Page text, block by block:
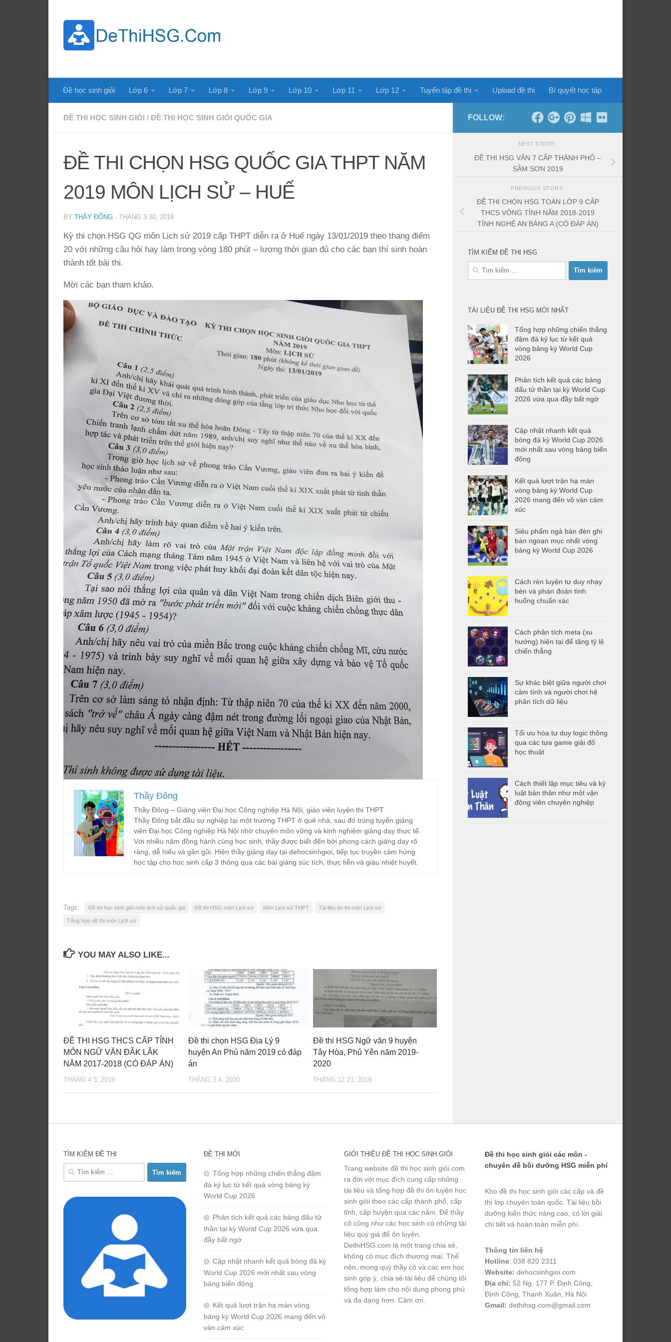
Đề học sinh giỏi Lớp 6 Lớp 7 Lớp 8 Lớp 9 Lớp 10 Lớp 11 Lớp 12 Tuyển tập đề thi Upload đề thi Bí quyết học tập
ĐỀ THI HỌC SINH GIỎI / ĐỀ THI HỌC SINH GIỎI QUỐC GIA
ĐỀ THI CHỌN HSG QUỐC GIA THPT NĂM
2019 MÔN LỊCH SỬ – HUẾ
BY THẦY ĐÔNG · THÁNG 3 30, 2019
Kỳ thi chọn HSG QG môn Lịch sử 2019 cấp THPT diễn ra ở Huế ngày 13/01/2019 theo thang điểm
20 với những câu hỏi hay làm trong vòng 180 phút – lượng thời gian đủ cho các bạn thí sinh hoàn
thành tốt bài thi.
Mời các bạn tham khảo.
Thầy Đông
Thầy Đông – Giảng viên Đại học Công nghiệp Hà Nội, giáo viên luyện thi THPT
Thầy Đông bắt đầu sự nghiệp tại một trường THPT ở quê nhà, sau đó trúng tuyển giảng
viên Đại học Công nghiệp Hà Nội nhờ chuyên môn vững và kinh nghiệm giảng dạy thực tế.
Với nhiều năm đồng hành cùng học sinh, thầy được biết đến bởi phong cách giảng dạy rõ
ràng, dễ hiểu và gần gũi. Hiện thầy giảng dạy tại dehocsinhgioi, tiếp tục truyền cảm hứng
học tập cho học sinh cấp 3 thông qua các bài giảng súc tích, thực tiễn và giàu nhiệt huyết.
Tags: Đề thi học sinh giỏi môn lịch sử quốc gia Đề thi HSG môn Lịch sử Môn Lịch sử THPT Tài liệu ôn thi môn Lịch sử
Tổng hợp đề thi môn Lịch sử
YOU MAY ALSO LIKE...
ĐỀ THI HSG THCS CẤP TỈNH
MÔN NGỮ VĂN ĐẮK LẮK
NĂM 2017-2018 (CÓ ĐÁP ÁN)
THÁNG 4 3, 2019
Đề thi chọn HSG Địa Lý 9
huyện An Phú năm 2019 có đáp
án
THÁNG 3 4, 2020
Đề thi HSG Ngữ văn 9 huyện
Tây Hòa, Phú Yên năm 2019-
2020
THÁNG 12 23, 2019
FOLLOW:
NEXT STORY
ĐỀ THI HSG VĂN 7 CẤP THÀNH PHỐ –
SẦM SƠN 2019
PREVIOUS STORY
ĐỀ THI CHỌN HSG TOÁN LỚP 9 CẤP
THCS VÒNG TỈNH NĂM 2018-2019
TỈNH NGHỆ AN BẢNG A (CÓ ĐÁP ÁN)
TÌM KIẾM ĐỀ THI HSG
Tìm
TÀI LIỆU ĐỀ THI HSG MỚI NHẤT
Tổng hợp những chiến thắng
đậm đà kỷ lục từ kết quả
vòng bảng kỳ World Cup
2026
Phân tích kết quả các bảng
đấu tử thần tại kỳ World Cup
2026 vừa qua đầy bất ngờ
Cập nhật nhanh kết quả
bóng đá kỳ World Cup 2026
mới nhất sau vòng bảng biến
động
Kết quả lượt trận hạ màn
vòng bảng kỳ World Cup
2026 mang đến vô vàn cảm
xúc
Siêu phẩm ngả bàn đèn ghi
bàn ngoạn mục nhất vòng
bảng kỳ World Cup 2026
Cách rèn luyện tư duy nhạy
bén và phán đoán tình
huống chuẩn xác
Cách phân tích meta (xu
hướng) hiện tại để tăng tỷ lệ
chiến thắng
Sự khác biệt giữa người chơi
cảm tính và người chơi hệ
phân tích dữ liệu
Tối ưu hóa tư duy logic thông
qua các tựa game giải đố
học thuật
Cách thiết lập mục tiêu và kỷ
luật bản thân như một vận
động viên chuyên nghiệp
TÌM KIẾM ĐỀ THI
Tìm
ĐỀ THI MỚI
Tổng hợp những chiến thắng đậm
đà kỷ lục từ kết quả vòng bảng kỳ
World Cup 2026
Phân tích kết quả các bảng đấu tử
thần tại kỳ World Cup 2026 vừa qua
đầy bất ngờ
Cập nhật nhanh kết quả bóng đá kỳ
World Cup 2026 mới nhất sau vòng
bảng biến động
Kết quả lượt trận hạ màn vòng
bảng kỳ World Cup 2026 mang đến vô
vàn cảm xúc
GIỚI THIỆU ĐỀ THI HỌC SINH GIỎI
Trang website đề thi học sinh giỏi.com
ra đời với mục đích cung cấp những
tài liệu và tổng hợp đề thi ôn luyện học
sinh giỏi theo các cấp thành phố, cấp
tỉnh, cấp huyện qua các năm. Để thầy
cô cũng như các học sinh có những tài
liệu quý giá để ôn luyện.
DethiHSG.com là một trang chia sẻ,
không có mục đích thương mại. Thế
nên, mong quý thầy cô và các em học
sinh góp ý, chia sẻ tài liệu để chúng tôi
tổng hợp làm cho nội dung phong phú
và đa dạng hơn. Cảm ơn.
Đề thi học sinh giỏi các môn -
chuyên đề bồi dưỡng HSG miễn phí
Kho đề thi học sinh giỏi các cấp và đề
thi lớp chuyên toàn quốc. Tài liệu bồi
dưỡng kiến thức nâng cao, có lời giải
chi tiết và hoàn toàn miễn phí.
Thông tin liên hệ
Hotline: 038 820 2311
Website: dehocsinhgioi.com
Địa chỉ: 52 Ng. 177 P. Định Công,
Định Công, Thanh Xuân, Hà Nội
Gmail: dethihsg.com@gmail.com